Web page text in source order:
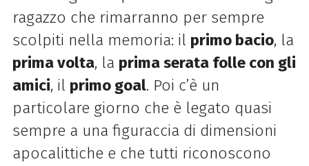
ragazzo che rimarranno per sempre
scolpiti nella memoria: il primo bacio, la
prima volta, la prima serata folle con gli
amici, il primo goal. Poi c’è un
particolare giorno che è legato quasi
sempre a una figuraccia di dimensioni
apocalittiche e che tutti riconoscono